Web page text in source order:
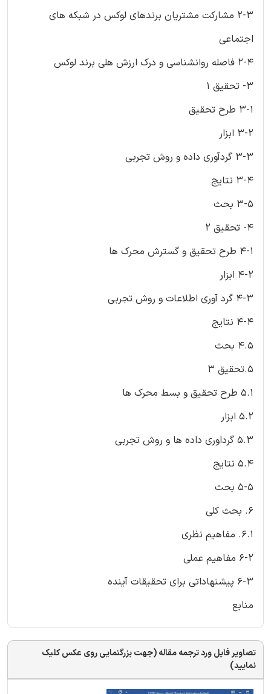
2-3 مشارکت مشتریان برندهای لوکس در شبکه های
اجتماعی
2-4 فاصله روانشناسی و درک ارزش هلی برند لوکس
3- تحقیق 1
3-1 طرح تحقیق
3-2 ابزار
3-3 گردآوری داده و روش تجربی
3-4 نتایج
3-5 بحث
4- تحقیق 2
4-1 طرح تحقیق و گسترش محرک ها
4-2 ابزار
4-3 گرد آوری اطلاعات و روش تجربی
4-4 نتایج
4.5 بحث
5.تحقیق 3
5.1 طرح تحقیق و بسط محرک ها
5.2 ابزار
5.3 گرداوری داده ها و روش تجربی
5.4 نتایج
5-5 بحث
6. بحث کلی
6.1. مفاهیم نظری
6-2 مفاهیم عملی
6-3 پیشنهاداتی برای تحقیقات آینده
منابع
تصاویر فایل ورد ترجمه مقاله (جهت بزرگنمایی روی عکس کلیک
نمایید)